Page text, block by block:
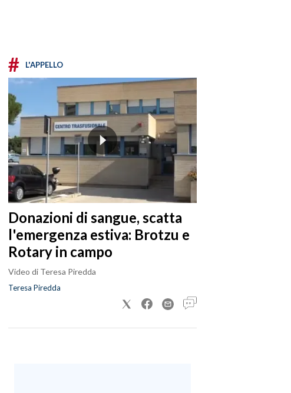
# L'APPELLO
Donazioni di sangue, scatta
l'emergenza estiva: Brotzu e
Rotary in campo
Video di Teresa Piredda
Teresa Piredda